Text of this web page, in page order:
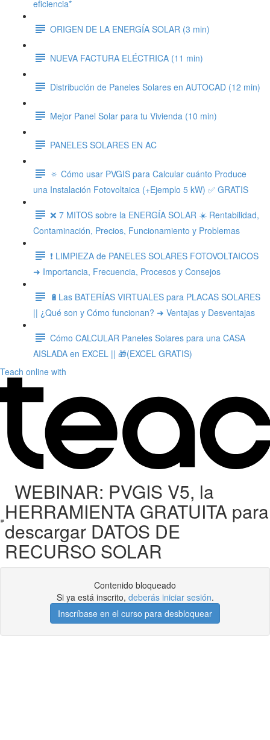
eficiencia*
ORIGEN DE LA ENERGÍA SOLAR (3 min)
NUEVA FACTURA ELÉCTRICA (11 min)
Distribución de Paneles Solares en AUTOCAD (12 min)
Mejor Panel Solar para tu Vivienda (10 min)
PANELES SOLARES EN AC
🔅 Cómo usar PVGIS para Calcular cuánto Produce
una Instalación Fotovoltaica (+Ejemplo 5 kW) ✅ GRATIS
❌ 7 MITOS sobre la ENERGÍA SOLAR ☀️ Rentabilidad,
Contaminación, Precios, Funcionamiento y Problemas
❗ LIMPIEZA de PANELES SOLARES FOTOVOLTAICOS
➜ Importancia, Frecuencia, Procesos y Consejos
🔋Las BATERÍAS VIRTUALES para PLACAS SOLARES
|| ¿Qué son y Cómo funcionan? ➜ Ventajas y Desventajas
Cómo CALCULAR Paneles Solares para una CASA
AISLADA en EXCEL || 🎁(EXCEL GRATIS)
Teach online with
WEBINAR: PVGIS V5, la
HERRAMIENTA GRATUITA para
descargar DATOS DE
RECURSO SOLAR
Contenido bloqueado
Si ya está inscrito, deberás iniciar sesión.
Inscríbase en el curso para desbloquear